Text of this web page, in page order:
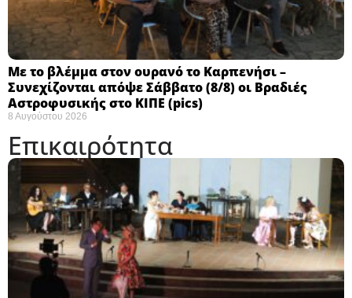
Με το βλέμμα στον ουρανό το Καρπενήσι –
Συνεχίζονται απόψε Σάββατο (8/8) οι Βραδιές
Αστροφυσικής στο ΚΙΠΕ (pics)
8 Αυγούστου 2026
Επικαιρότητα